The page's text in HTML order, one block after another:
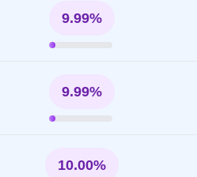
9.99%
9.99%
10.00%